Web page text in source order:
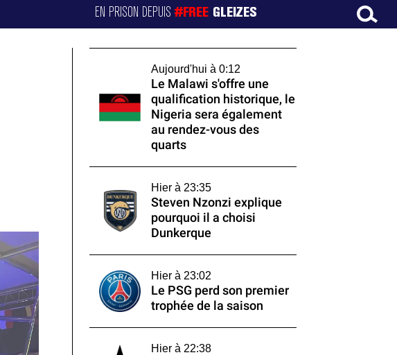
EN PRISON DEPUIS#FREE GLEIZES
Aujourd'hui à 0:12
Le Malawi s'offre une
qualification historique, le
Nigeria sera également
au rendez-vous des
quarts
Hier à 23:35
Steven Nzonzi explique
pourquoi il a choisi
Dunkerque
Hier à 23:02
Le PSG perd son premier
trophée de la saison
Hier à 22:38